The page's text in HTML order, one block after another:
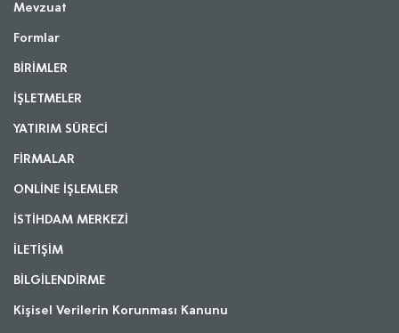
Mevzuat
Formlar
BİRİMLER
İŞLETMELER
YATIRIM SÜRECİ
FİRMALAR
ONLİNE İŞLEMLER
İSTİHDAM MERKEZİ
İLETİŞİM
BİLGİLENDİRME
Kişisel Verilerin Korunması Kanunu